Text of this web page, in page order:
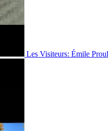
Les Visiteurs: Émile